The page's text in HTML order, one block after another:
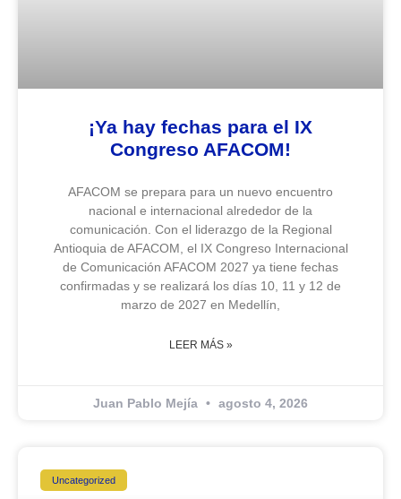
¡Ya hay fechas para el IX
Congreso AFACOM!
AFACOM se prepara para un nuevo encuentro
nacional e internacional alrededor de la
comunicación. Con el liderazgo de la Regional
Antioquia de AFACOM, el IX Congreso Internacional
de Comunicación AFACOM 2027 ya tiene fechas
confirmadas y se realizará los días 10, 11 y 12 de
marzo de 2027 en Medellín,
LEER MÁS »
Juan Pablo Mejía agosto 4, 2026
Uncategorized